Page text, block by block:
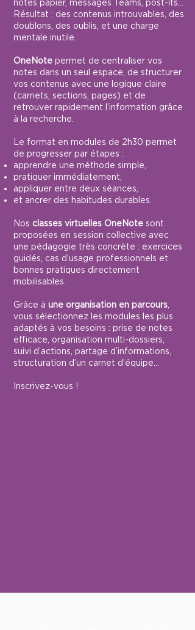
notes papier, messages Teams, post-its…
Résultat : des contenus introuvables, des
doublons, des oublis, et une charge
mentale inutile.
OneNote permet de centraliser vos
notes dans un seul espace, de structurer
vos contenus avec une logique claire
(carnets, sections, pages) et de
retrouver rapidement l’information grâce
à la recherche.
Le format en modules de 2h30 permet
de progresser par étapes :
apprendre une méthode simple,
pratiquer immédiatement,
appliquer entre deux séances,
et ancrer des habitudes durables.
Nos classes virtuelles OneNote sont
proposées en session collective avec
une pédagogie très concrète : exercices
guidés, cas d’usage professionnels et
bonnes pratiques directement
mobilisables.
Grâce à une organisation en parcours
vous sélectionnez les modules les plus
adaptés à vos besoins : prise de notes
efficace, organisation multi-dossiers,
suivi d’actions, partage d’informations,
structuration d’un carnet d’équipe…
Inscrivez-vous !